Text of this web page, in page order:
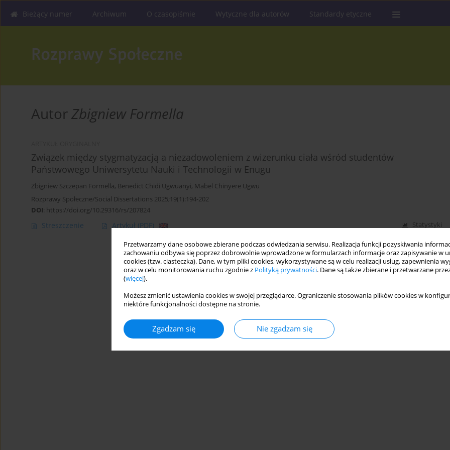
Przetwarzamy dane osobowe zbierane podczas odwiedzania serwisu. Realizacja funkcji pozyskiwania
zachowaniu odbywa się poprzez dobrowolnie wprowadzone w formularzach informacje oraz zapisywanie w
cookies (tzw. ciasteczka). Dane, w tym pliki cookies, wykorzystywane są w celu realizacji usług, zapewnienia
oraz w celu monitorowania ruchu zgodnie z Polityką prywatności. Dane są także zbierane i przetwarzane
(więcej).
Możesz zmienić ustawienia cookies w swojej przeglądarce. Ograniczenie stosowania plików cookies w
niektóre funkcjonalności dostępne na stronie.
Zgadzam się Nie zgadzam się
Bieżący numer Archiwum O czasopiśmie Wytyczne dla autorów Standardy etyczne
AutorZbigniew Formella
Związek między stygmatyzacją a niezadowoleniem z wizerunku ciała wśród studentów
Państwowego Uniwersytetu Nauki i Technologii w Enugu
Zbigniew Szczepan Formella, Benedict Chidi Ugwuanyi, Mabel Chinyere Ugwu
Rozprawy Społeczne/Social Dissertations 2025;19(1):194-202
DOI: https://doi.org/10.29316/rs/207824
Streszczenie Artykuł (PDF) Statystyki